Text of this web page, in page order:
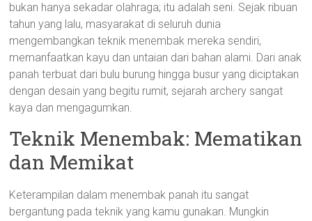
bukan hanya sekadar olahraga; itu adalah seni. Sejak ribuan
tahun yang lalu, masyarakat di seluruh dunia
mengembangkan teknik menembak mereka sendiri,
memanfaatkan kayu dan untaian dari bahan alami. Dari anak
panah terbuat dari bulu burung hingga busur yang diciptakan
dengan desain yang begitu rumit, sejarah archery sangat
kaya dan mengagumkan.
Teknik Menembak: Mematikan
dan Memikat
Keterampilan dalam menembak panah itu sangat
bergantung pada teknik yang kamu gunakan. Mungkin